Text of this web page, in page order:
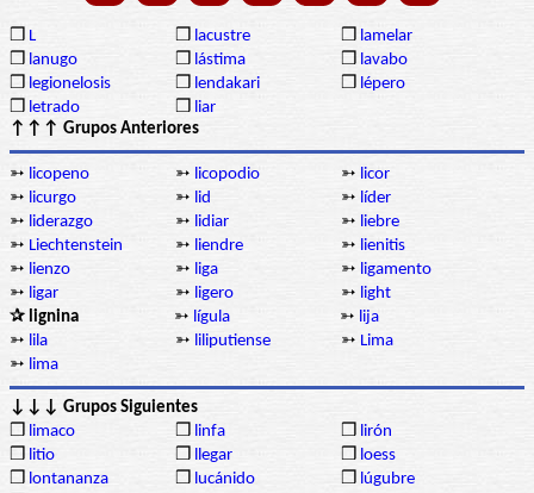
❒ L ❒ lacustre ❒ lamelar
❒ lanugo ❒ lástima ❒ lavabo
❒ legionelosis ❒ lendakari ❒ lépero
❒ letrado ❒ liar
↑↑↑ Grupos Anteriores
➳ licopeno ➳ licopodio ➳ licor
➳ licurgo ➳ lid ➳ líder
➳ liderazgo ➳ lidiar ➳ liebre
➳ Liechtenstein ➳ liendre ➳ lienitis
➳ lienzo ➳ liga ➳ ligamento
➳ ligar ➳ ligero ➳ light
✰ lignina
➳ lígula ➳ lija
➳ lila ➳ liliputiense ➳ Lima
➳ lima
↓↓↓ Grupos Siguientes
❒ limaco ❒ linfa ❒ lirón
❒ litio ❒ llegar ❒ loess
❒ lontananza ❒ lucánido ❒ lúgubre